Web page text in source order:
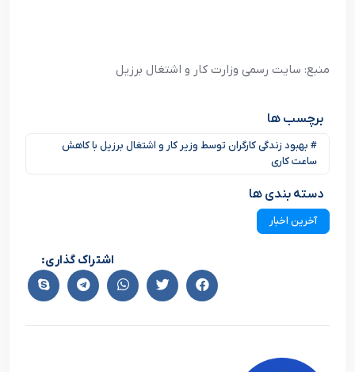
منبع: سایت رسمی وزارت کار و اشتغال برزیل
برچسب ها
# بهبود زندگی کارگران توسط وزیر کار و اشتغال برزیل با کاهش
ساعت کاری
دسته بندی ها
آخرین اخبار
اشتراک گذاری: